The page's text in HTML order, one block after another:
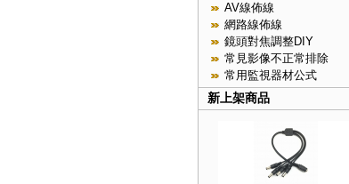
AV線佈線
網路線佈線
鏡頭對焦調整DIY
常見影像不正常排除
常用監視器材公式
新上架商品